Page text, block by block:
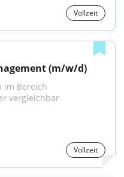
Vollzeit
(m/w/d)
im Bereich
vergleichbar
Vollzeit